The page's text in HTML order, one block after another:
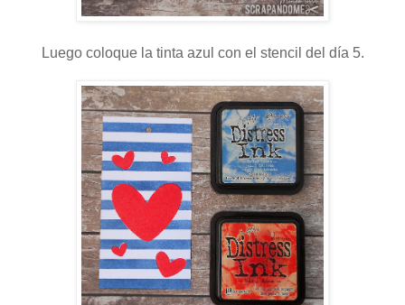
Luego coloque la tinta azul con el stencil del día 5.